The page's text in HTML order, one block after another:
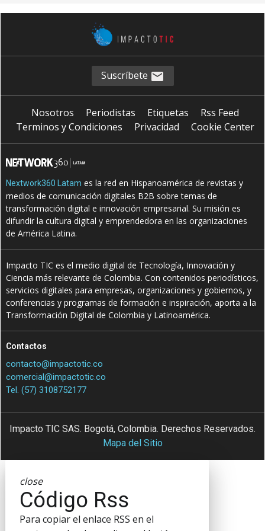
Suscríbete
Nosotros Periodistas Etiquetas
Rss Feed
Terminos y Condiciones
Privacidad Cookie Center
Nextwork360 Latam es la red en Hispanoamérica de revistas y
medios de comunicación digitales B2B sobre temas de
transformación digital e innovación empresarial. Su misión es
difundir la cultura digital y emprendedora en las organizaciones
de América Latina.
Impacto TIC es el medio digital de Tecnología, Innovación y
Ciencia más relevante de Colombia. Con contenidos periodísticos,
servicios digitales para empresas, organizaciones y gobiernos, y
conferencias y programas de formación e inspiración, aporta a la
Transformación Digital de Colombia y Latinoamérica.
Contactos
contacto@impactotic.co
comercial@impactotic.co
Tel. (57) 3108752177
Impacto TIC SAS. Bogotá, Colombia. Derechos Reservados.
Mapa del Sitio
close
Código Rss
Para copiar el enlace RSS en el